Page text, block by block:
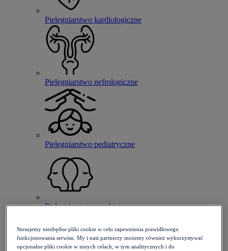
Pielęgniarstwo kardiologiczne
Pielęgniarstwo nefrologiczne
Pielęgniarstwo pediatryczne
Pielęgniarstwo psychiatryczne
Stosujemy niezbędne pliki cookie w celu zapewnienia prawidłowego
funkcjonowania serwisu. My i nasi partnerzy możemy również wykorzystywać
opcjonalne pliki cookie w innych celach, w tym analitycznych i do